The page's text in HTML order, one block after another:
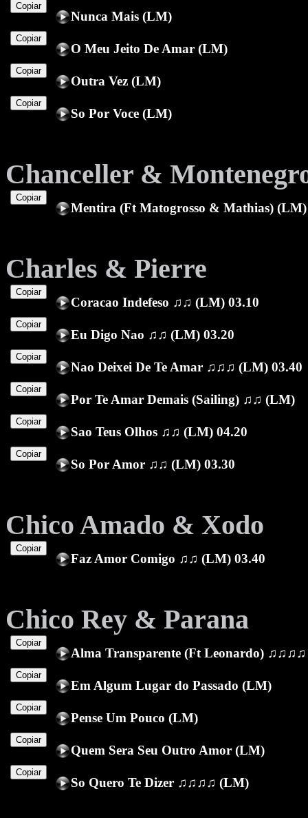
Nunca Mais (LM)
Copiar
O Meu Jeito De Amar (LM)
Copiar
Outra Vez (LM)
Copiar
So Por Voce (LM)
Copiar
Chanceller &
Mentira (Ft Matogrosso & Mathias) (LM)
Copiar
Charles & Pierre
Coracao Indefeso ♫♫ (LM) 03.10
Copiar
Eu Digo Nao ♫♫ (LM) 03.20
Copiar
Nao Deixei De Te Amar ♫♫♫ (LM) 03.40
Copiar
Por Te Amar Demais (Sailing) ♫♫ (LM)
Copiar
Sao Teus Olhos ♫♫ (LM) 04.20
Copiar
So Por Amor ♫♫ (LM) 03.30
Copiar
Chico Amado & Xodo
Faz Amor Comigo ♫♫ (LM) 03.40
Copiar
Chico Rey & Parana
Alma Transparente (Ft Leonardo)
Copiar
Em Algum Lugar do Passado (LM)
Copiar
Pense Um Pouco (LM)
Copiar
Quem Sera Seu Outro Amor (LM)
Copiar
So Quero Te Dizer ♫♫♫♫ (LM)
Copiar